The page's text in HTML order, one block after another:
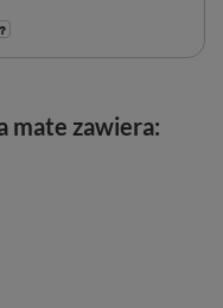
mate zawiera: